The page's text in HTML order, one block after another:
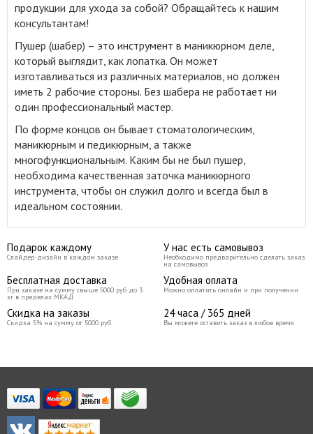
продукции для ухода за собой? Обращайтесь к нашим
консультантам!
Пушер (шабер) – это инструмент в маникюрном деле,
который выглядит, как лопатка. Он может
изготавливаться из различных материалов, но должен
иметь 2 рабочие стороны. Без шабера не работает ни
один профессиональный мастер.
По форме концов он бывает стоматологическим,
маникюрным и педикюрным, а также
многофункциональным. Каким бы не был пушер,
необходима качественная заточка маникюрного
инструмента, чтобы он служил долго и всегда был в
идеальном состоянии.
Подарок каждому
Слайдер-дизайн в каждом заказе
У нас есть самовывоз
Необходимо предварительно сделать заказ
на самовывоз
Бесплатная доставка
При заказе на сумму свыше 5000 руб до 3
кг в пределах МКАД
Удобная оплата
Можно оплатить онлайн и при получении
Скидка на заказы
Скидка 5% на сумму от 5000 руб
24 часа / 365 дней
Вы можете оставить заказ в любое время